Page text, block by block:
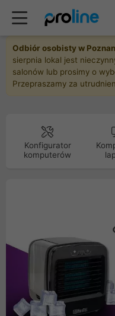
Odbiór osobisty w
sierpnia lokal jest
salonów lub prosimy o
Przepraszamy za
Konfigurator
komputerów